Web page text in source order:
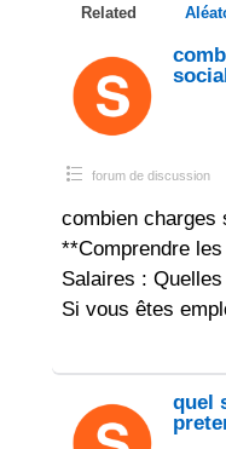
Related
forum de discussion
combien charges
**Comprendre
Salaires :
Si vous êtes
quel